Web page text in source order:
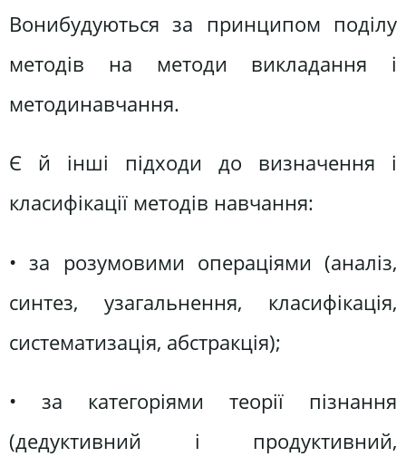
Вонибудуються за принципом поділу
методів на методи викладання і
методинавчання.
Є й інші підходи до визначення і
класифікації методів навчання:
• за розумовими операціями (аналіз,
синтез, узагальнення, класифікація,
систематизація, абстракція);
• за категоріями теорії пізнання
(дедуктивний і продуктивний,